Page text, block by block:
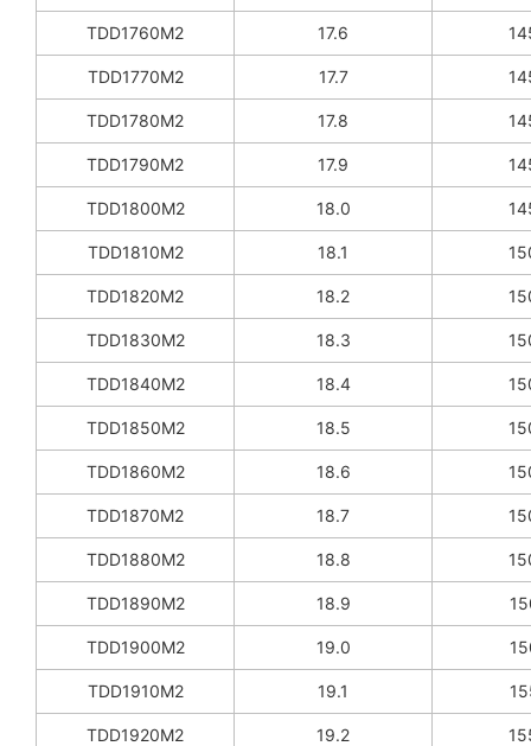
TDD1760M2 17.6
TDD1770M2 17.7
TDD1780M2 17.8
TDD1790M2 17.9
TDD1800M2 18.0
TDD1810M2 18.1
TDD1820M2 18.2
TDD1830M2 18.3
TDD1840M2 18.4
TDD1850M2 18.5
TDD1860M2 18.6
TDD1870M2 18.7
TDD1880M2 18.8
TDD1890M2 18.9
TDD1900M2 19.0
TDD1910M2 19.1
TDD1920M2 19.2